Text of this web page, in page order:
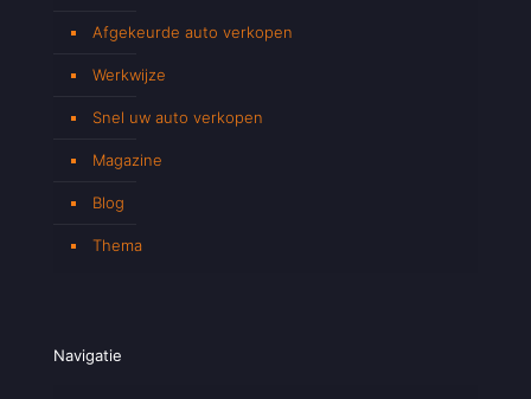
Afgekeurde auto verkopen
Werkwijze
Snel uw auto verkopen
Magazine
Blog
Thema
Navigatie